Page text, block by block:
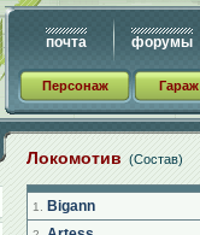
почта форумы
Персонаж Гараж
Локомотив (Состав)
1. Bigann